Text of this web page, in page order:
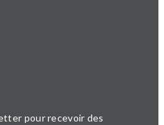
pour recevoir des